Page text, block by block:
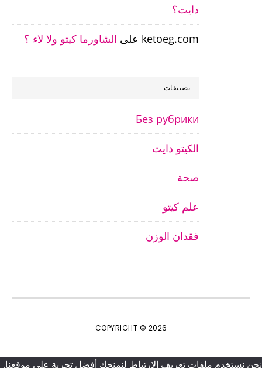
دايت؟
ketoeg.com على الشاورما كيتو ولا لاء ؟
تصنيفات
Без рубрики
الكيتو دايت
صحة
علم كيتو
فقدان الوزن
COPYRIGHT © 2026
نحن نستخدم ملفات تعريف الارتباط لنمنحك أفضل تجربة على موقعنا.